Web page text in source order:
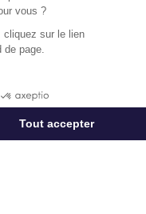
France
Alpes
vous ?
cliquez sur le lien
de page.
Tout accepter